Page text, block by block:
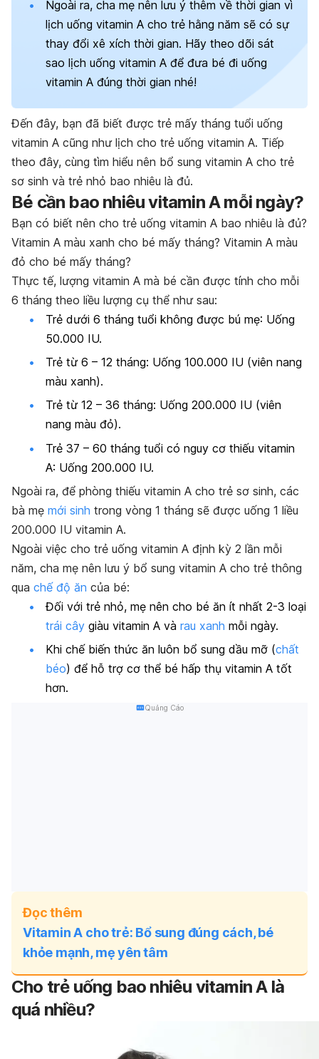
Ngoài ra, cha mẹ nên lưu ý thêm về thời gian vì
lịch uống vitamin A cho trẻ hằng năm sẽ có sự
thay đổi xê xích thời gian. Hãy theo dõi sát
sao lịch uống vitamin A để đưa bé đi uống
vitamin A đúng thời gian nhé!
Đến đây, bạn đã biết được trẻ mấy tháng tuổi uống
vitamin A cũng như lịch cho trẻ uống vitamin A. Tiếp
theo đây, cùng tìm hiểu nên bổ sung vitamin A cho trẻ
sơ sinh và trẻ nhỏ bao nhiêu là đủ.
Bé cần bao nhiêu vitamin A mỗi ngày?
Bạn có biết nên cho trẻ uống vitamin A bao nhiêu là đủ?
Vitamin A màu xanh cho bé mấy tháng? Vitamin A màu
đỏ cho bé mấy tháng?
Thực tế, lượng vitamin A mà bé cần được tính cho mỗi
6 tháng theo liều lượng cụ thể như sau:
Trẻ dưới 6 tháng tuổi không được bú mẹ: Uống
50.000 IU.
Trẻ từ 6 – 12 tháng: Uống 100.000 IU (viên nang
màu xanh).
Trẻ từ 12 – 36 tháng: Uống 200.000 IU (viên
nang màu đỏ).
Trẻ 37 – 60 tháng tuổi có nguy cơ thiếu vitamin
A: Uống 200.000 IU.
Ngoài ra, để phòng thiếu vitamin A cho trẻ sơ sinh, các
bà mẹ mới sinh trong vòng 1 tháng sẽ được uống 1 liều
200.000 IU vitamin A.
Ngoài việc cho trẻ uống vitamin A định kỳ 2 lần mỗi
năm, cha mẹ nên lưu ý bổ sung vitamin A cho trẻ thông
qua chế độ ăn của bé:
Đối với trẻ nhỏ, mẹ nên cho bé ăn ít nhất 2-3 loại
trái cây giàu vitamin A và rau xanh mỗi ngày.
Khi chế biến thức ăn luôn bổ sung dầu mỡ (chất
béo) để hỗ trợ cơ thể bé hấp thụ vitamin A tốt
hơn.
Quảng Cáo
Đọc thêm
Vitamin A cho trẻ: Bổ sung đúng cách, bé
khỏe mạnh, mẹ yên tâm
Cho trẻ uống bao nhiêu vitamin A là
quá nhiều?